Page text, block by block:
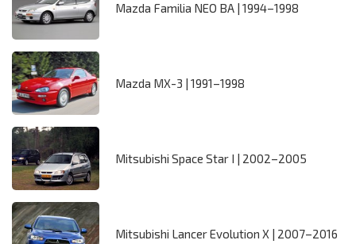
Mazda Familia NEO BA | 1994–1998
Mazda MX-3 | 1991–1998
Mitsubishi Space Star I | 2002–2005
Mitsubishi Lancer Evolution X | 2007–2016